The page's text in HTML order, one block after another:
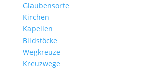
Glau­ben­s­orte
Kirchen
Kapellen
Bild­stöcke
Wegkreuze
Kreuz­wege